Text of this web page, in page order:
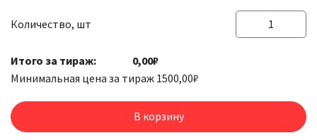
Количество, шт
Количество
Наклейки
Итого за тираж:
0,00₽
Минимальная цена за тираж 1500,00₽
В корзину